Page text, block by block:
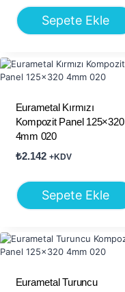
Sepete Ekle
Eurametal Kırmızı
Kompozit Panel 125×320
4mm 020
₺2.142 +KDV
Sepete Ekle
Eurametal Turuncu